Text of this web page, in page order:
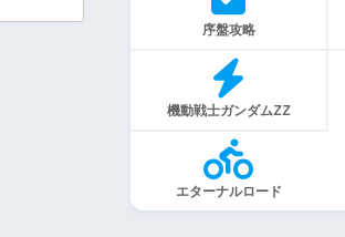
序盤攻略
機動戦士ガンダムZZ
エターナルロード